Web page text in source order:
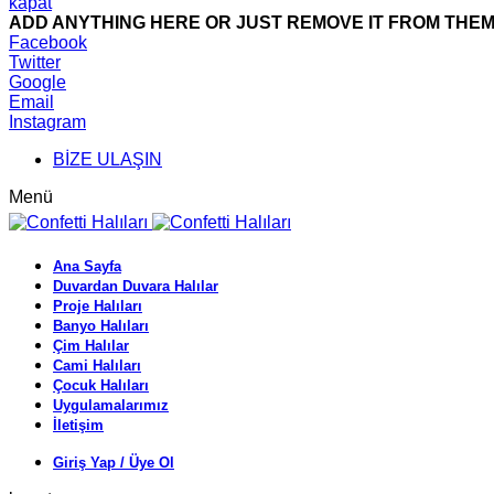
ADD ANYTHING HERE OR JUST REMOVE IT FROM
Facebook
Twitter
Google
Email
Instagram
BİZE ULAŞIN
Menü
Ana Sayfa
Duvardan Duvara Halılar
Proje Halıları
Banyo Halıları
Çim Halılar
Cami Halıları
Çocuk Halıları
Uygulamalarımız
İletişim
Giriş Yap / Üye Ol